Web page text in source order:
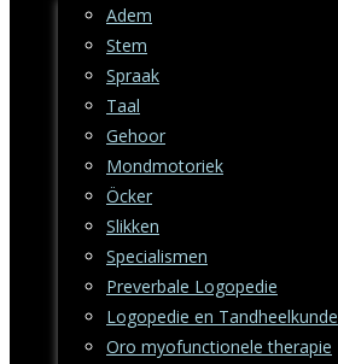
Adem
Stem
Spraak
Taal
Gehoor
Mondmotoriek
Öcker
Slikken
Specialismen
Preverbale Logopedie
Logopedie en Tandheelkunde
Oro myofunctionele therapie